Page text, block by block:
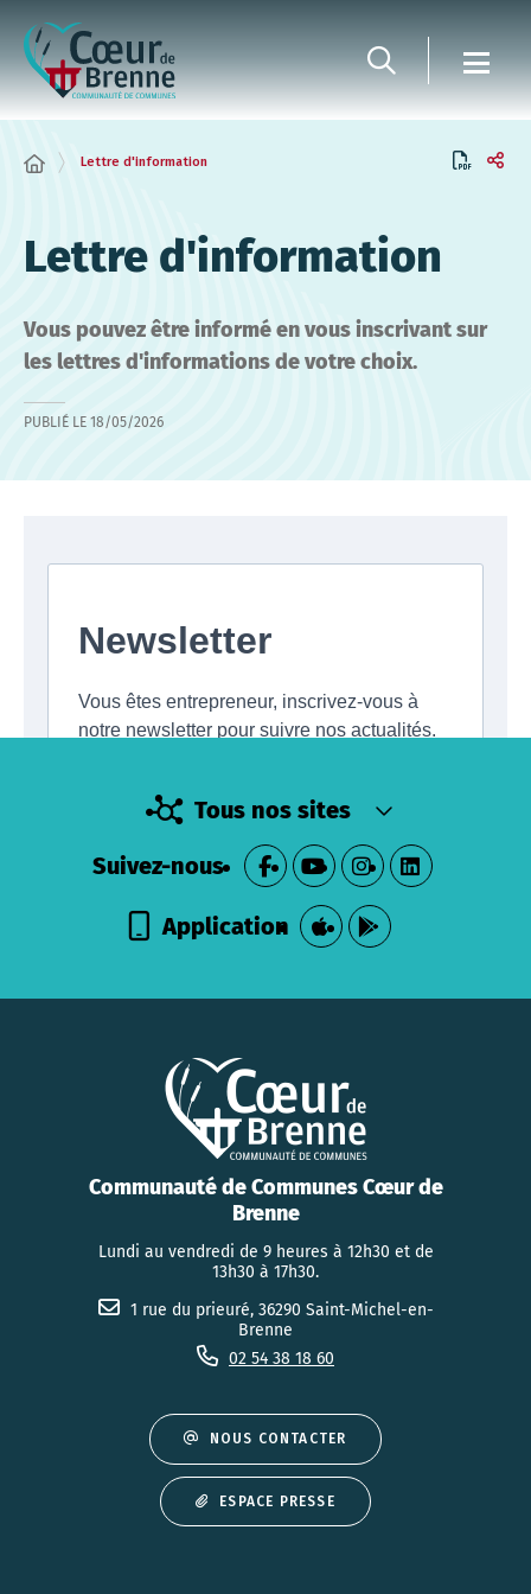
Lettre d'information
Lettre d'information
Vous pouvez être informé en vous inscrivant sur
les lettres d'informations de votre choix.
PUBLIÉ LE 18/05/2026
Tous nos sites
Suivez-nous
Application
Communauté de Communes Cœur de
Brenne
Lundi au vendredi de 9 heures à 12h30 et de
13h30 à 17h30.
1 rue du prieuré, 36290 Saint-Michel-en-
Brenne
02 54 38 18 60
NOUS CONTACTER
ESPACE PRESSE